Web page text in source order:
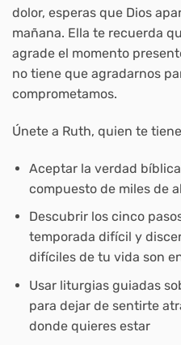
dolor, esperas que Dios
mañana. Ella te recuerda
agrade el momento
no tiene que agradarnos
comprometamos.
Únete a Ruth, quien te
Aceptar la verdad
compuesto de miles de
Descubrir los cinco
temporada difícil y
difíciles de tu vida son
Usar liturgias guiadas
para dejar de sentirte
donde quieres estar